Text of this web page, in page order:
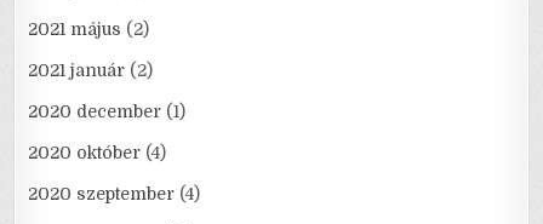
2021 május (2)
2021 január (2)
2020 december (1)
2020 október (4)
2020 szeptember (4)